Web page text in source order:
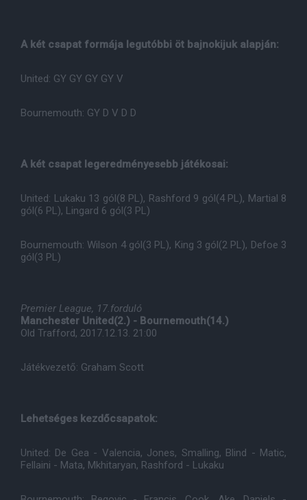
A két csapat formája legutóbbi öt bajnokijuk alapján:
United: GY GY GY GY V
Bournemouth: GY D V D D
A két csapat legeredményesebb játékosai:
United: Lukaku 13 gól(8 PL), Rashford 9 gól(4 PL), Martial 8
gól(6 PL), Lingard 6 gól(3 PL)
Bournemouth: Wilson 4 gól(3 PL), King 3 gól(2 PL), Defoe 3
gól(3 PL)
Premier League, 17.forduló
Manchester United(2.) - Bournemouth(14.)
Old Trafford, 2017.12.13. 21:00
Játékvezető: Graham Scott
Lehetséges kezdőcsapatok:
United: De Gea - Valencia, Jones, Smalling, Blind - Matic,
Fellaini - Mata, Mkhitaryan, Rashford - Lukaku